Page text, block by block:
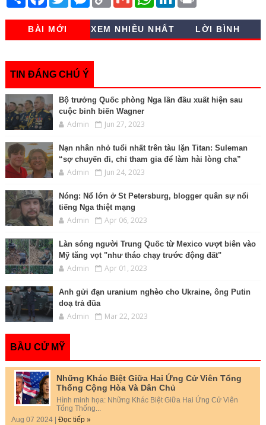
r
e
e
b
o
k
w
t
e
s
e
n
e
y
L
i
m
i
l
t
s
A
k
d
n
t
BÀI MỚI XEM NHIỀU NHẤT LỜI BÌNH
TIN ĐÁNG CHÚ Ý
Bộ trưởng Quốc phòng Nga lần đầu xuất hiện sau
cuộc binh biến Wagner
Admin Jun 27, 2023
Nạn nhân nhỏ tuổi nhất trên tàu lặn Titan: Suleman
“sợ chuyến đi, chỉ tham gia để làm hài lòng cha”
Admin Jun 24, 2023
Nóng: Nổ lớn ở St Petersburg, blogger quân sự nổi
tiếng Nga thiệt mạng
Admin Apr 06, 2023
Làn sóng người Trung Quốc từ Mexico vượt biên vào
Mỹ tăng vọt "như tháo chạy trước động đất"
Admin Apr 01, 2023
Anh gửi đạn uranium nghèo cho Ukraine, ông Putin
doạ trả đũa
Admin Mar 22, 2023
BẦU CỬ MỸ
Những Khác Biệt Giữa Hai Ứng Cử Viên Tổng
Thống Cộng Hòa Và Dân Chủ
Hình minh họa: Những Khác Biệt Giữa Hai Ứng Cử Viên
Tổng Thống...
Aug 07 2024 | Đọc tiếp »